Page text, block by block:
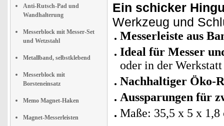
Anti-Rutsch-Pad und
Wandhalterung
Messerblock mit Messer-Set
und Wetzstahl
Metallband, selbstklebend
Messerblock mit
Borsteneinsatz
Memo Magnet-Haken
Magnet-Messerleisten
Ein schicker
Werkzeug und
Messerleiste aus
Ideal für Messer
oder in der Werkstatt
Nachhaltiger Öko-
Aussparungen für
Maße: 35,5 x 5 x